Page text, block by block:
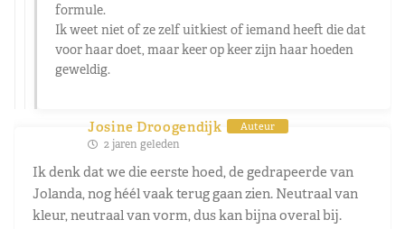
formule.
Ik weet niet of ze zelf uitkiest of iemand heeft die dat
voor haar doet, maar keer op keer zijn haar hoeden
geweldig.
Josine Droogendijk Auteur
2 jaren geleden
Ik denk dat we die eerste hoed, de gedrapeerde van
Jolanda, nog héél vaak terug gaan zien. Neutraal van
kleur, neutraal van vorm, dus kan bijna overal bij.